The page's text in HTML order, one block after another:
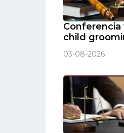
Conferencia
child
03-08-2026